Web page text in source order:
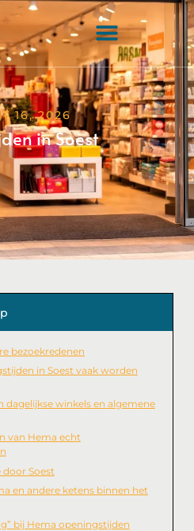
16, 2026
in Soest
bezoekredenen
in Soest vaak worden
dagelijkse winkels en algemene
van Hema echt
Soest
en andere ketens binnen het
bij Hema openingstijden